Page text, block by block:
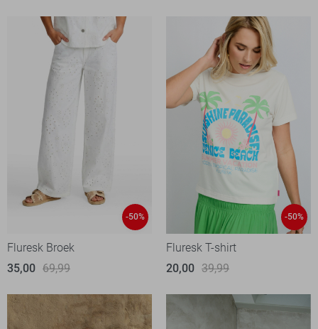
-50%
Fluresk Broek
35,00 69,99
-50%
Fluresk T-shirt
20,00 39,99